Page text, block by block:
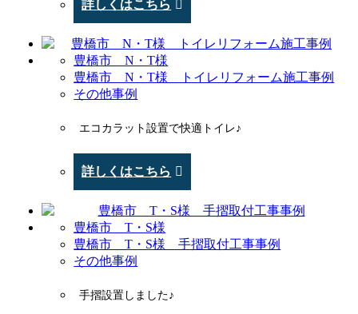
詳しくはこちら
豊橋市 N・T様
豊橋市 N・T様 トイレリフォーム施工事例
その他事例
エコカラット設置で快適トイレ♪
詳しくはこちら
豊橋市 T・S様
豊橋市 T・S様 手摺取付工事事例
その他事例
手摺設置しました♪